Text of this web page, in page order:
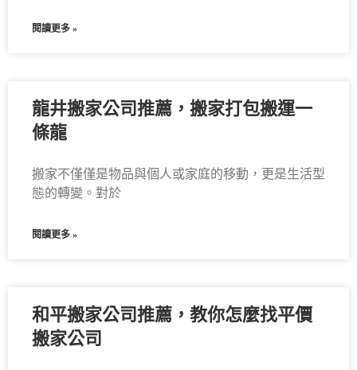
閱讀更多 »
龍井搬家公司推薦，搬家打包搬運一
條龍
搬家不僅僅是物品與個人或家庭的移動，更是生活型
態的轉變。對於
閱讀更多 »
和平搬家公司推薦，教你怎麼找平價
搬家公司